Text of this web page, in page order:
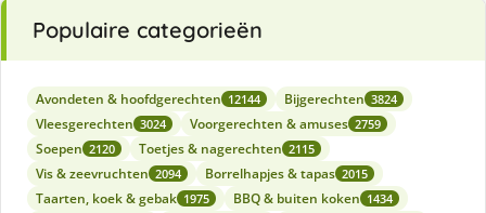
Populaire categorieën
Avondeten & hoofdgerechten 12144 Bijgerechten 3824
Vleesgerechten 3024 Voorgerechten & amuses 2759
Soepen 2120 Toetjes & nagerechten 2115
Vis & zeevruchten 2094 Borrelhapjes & tapas 2015
Taarten, koek & gebak 1975 BBQ & buiten koken 1434